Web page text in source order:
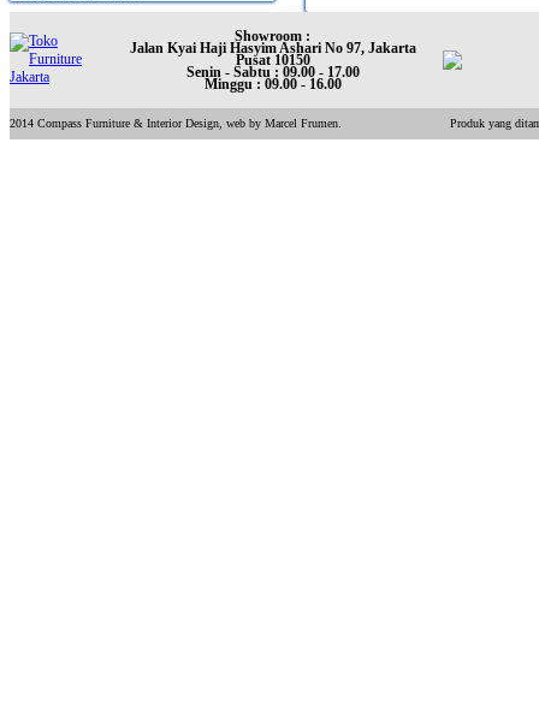
Showroom :
Jalan Kyai Haji Hasyim Ashari No 97, Jakarta
Pusat 10150
Senin - Sabtu : 09.00 - 17.00
Minggu : 09.00 - 16.00
2014 Compass Furniture & Interior Design, web by Marcel Frumen. Produk yang